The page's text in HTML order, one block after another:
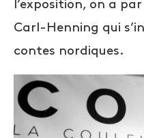
l’exposition, on a
Carl-Henning qui
contes nordiques.